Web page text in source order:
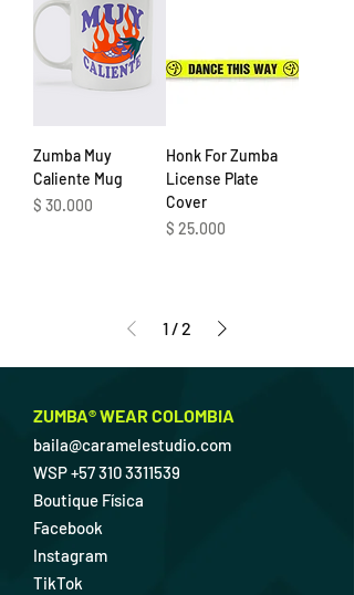
Zumba Muy
Caliente Mug
Precio
$ 30.000
Honk For Zumba
License Plate
Cover
Precio
$ 25.000
1 /2
ZUMBA® WEAR COLOMBIA
baila@caramelestudio.com
WSP+57 310 3311539
Boutique Física
Facebook
Instagram
TikTok